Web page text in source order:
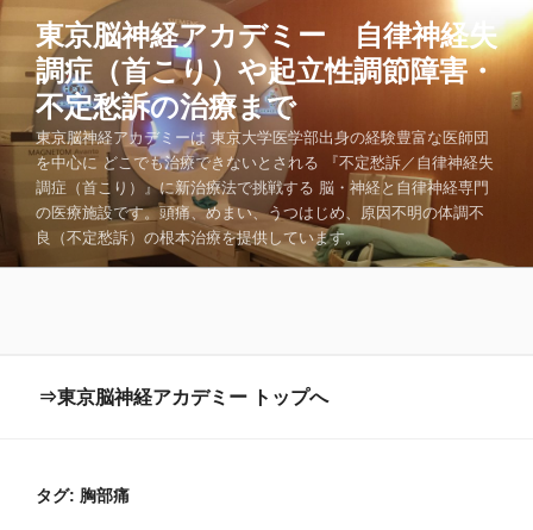
コ
ツ
キ
プ
東京脳神経アカデミー 自律神経失
調症（首こり）や起立性調節障害・
不定愁訴の治療まで
東京脳神経アカデミーは 東京大学医学部出身の経験豊富な医師団
を中心に どこでも治療できないとされる 『不定愁訴／自律神経失
調症（首こり）』に新治療法で挑戦する 脳・神経と自律神経専門
の医療施設です。頭痛、めまい、うつはじめ、原因不明の体調不
良（不定愁訴）の根本治療を提供しています。
⇒東京脳神経アカデミー トップへ
タグ: 胸部痛